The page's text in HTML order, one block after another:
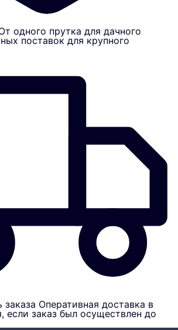
одного прутка для дачного
поставок для крупного
заказа Оперативная доставка в
если заказ был осуществлен до